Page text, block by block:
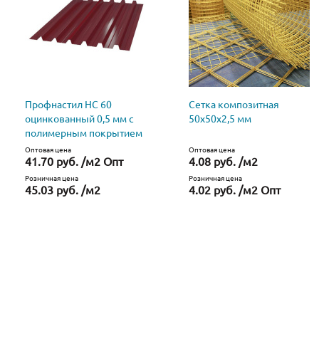
Профнастил НС 60
оцинкованный 0,5 мм с
полимерным покрытием
Оптовая цена
41.70 руб. /м2 Опт
Розничная цена
45.03 руб. /м2
Сетка композитная
50х50х2,5 мм
Оптовая цена
4.08 руб. /м2
Розничная цена
4.02 руб. /м2 Опт